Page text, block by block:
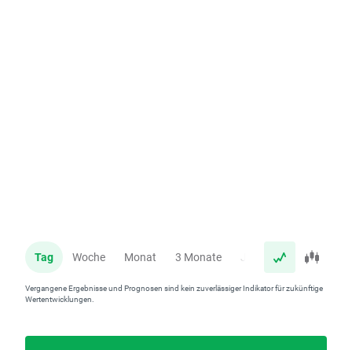
Tag Woche Monat 3 Monate Jahr
Vergangene Ergebnisse und Prognosen sind kein zuverlässiger Indikator für zukünftige
Wertentwicklungen.